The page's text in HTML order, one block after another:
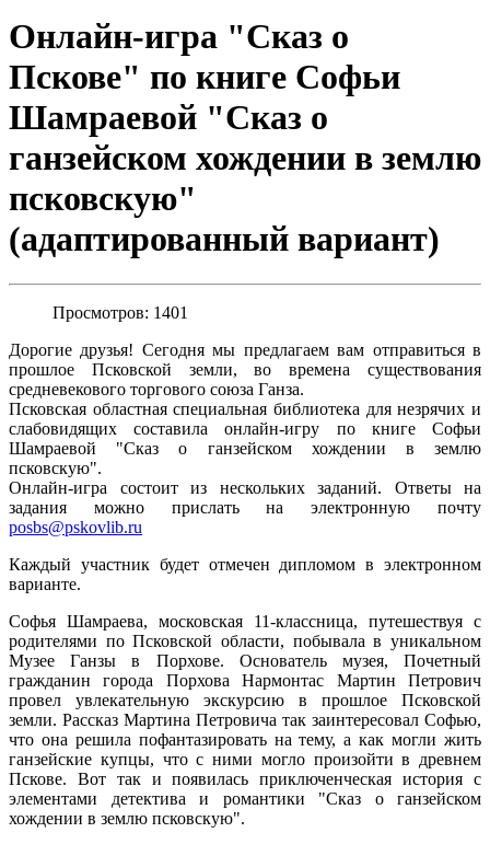
Онлайн-игра "Сказ о
Пскове" по книге Софьи
Шамраевой "Сказ о
ганзейском хождении в землю
псковскую"
(адаптированный вариант)
Просмотров: 1401
Дорогие друзья! Сегодня мы предлагаем вам отправиться в
прошлое Псковской земли, во времена существования
средневекового торгового союза Ганза.
Псковская областная специальная библиотека для незрячих и
слабовидящих составила онлайн-игру по книге Софьи
Шамраевой "Сказ о ганзейском хождении в землю
псковскую".
Онлайн-игра состоит из нескольких заданий. Ответы на
задания можно прислать на электронную почту
posbs@pskovlib.ru
Каждый участник будет отмечен дипломом в электронном
варианте.
Софья Шамраева, московская 11-классница, путешествуя с
родителями по Псковской области, побывала в уникальном
Музее Ганзы в Порхове. Основатель музея, Почетный
гражданин города Порхова Нармонтас Мартин Петрович
провел увлекательную экскурсию в прошлое Псковской
земли. Рассказ Мартина Петровича так заинтересовал Софью,
что она решила пофантазировать на тему, а как могли жить
ганзейские купцы, что с ними могло произойти в древнем
Пскове. Вот так и появилась приключенческая история с
элементами детектива и романтики "Сказ о ганзейском
хождении в землю псковскую".